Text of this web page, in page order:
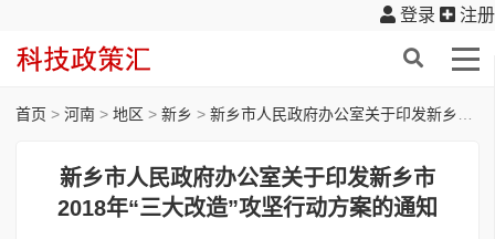
登录 注册
首页 > 河南 > 地区 > 新乡 > 新乡市人民政府办公室关于印发新乡市2018年“三大改造”攻坚行动方案的通知
新乡市人民政府办公室关于印发新乡市
2018年“三大改造”攻坚行动方案的通知